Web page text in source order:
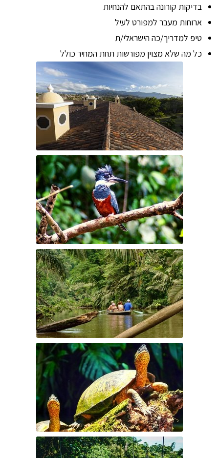
בדיקות קורונה בהתאם להנחיות
ארוחות מעבר למפורט לעיל
טיפ למדריך/כה הישראלי/ת
כל מה שלא מצוין מפורשות תחת המחיר כולל